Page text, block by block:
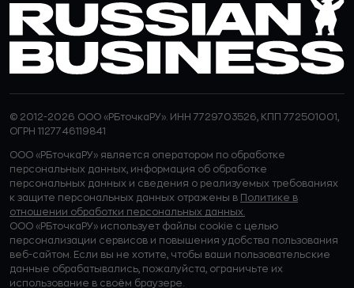
© 2012-2026 ООО «РБточкаРУ». ИНН 7729703526, КПП 772501001,
ОГРН 1127746119841
ООО «РБточкаРУ» является оператором по обработке
персональных данных, информация об обработке
персональных данных и сведения о реализуемых требованиях
к защите персональных данных отражены в Политике в
отношении обработки персональных данных.
ООО «РБточкаРУ» использует файлы cookie с целью
персонализации сервисов и повышения удобства пользования
веб-сайтом. Если вы не хотите, чтобы ваши пользовательские
данные обрабатывались, пожалуйста, ограничьте их
использование в своём браузере.